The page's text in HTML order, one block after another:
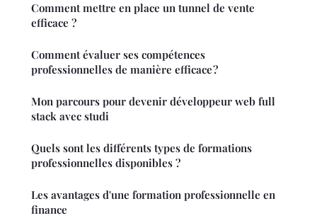
Comment mettre en place un tunnel de vente
efficace ?
Comment évaluer ses compétences
professionnelles de manière efficace ?
Mon parcours pour devenir développeur web full
stack avec studi
Quels sont les différents types de formations
professionnelles disponibles ?
Les avantages d'une formation professionnelle en
finance